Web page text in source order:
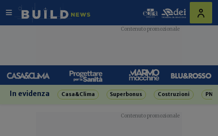
In evidenza Casa&Clima Superbonus Costruzioni